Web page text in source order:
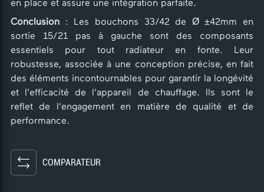
en place et assure une intégration parfaite.
Conclusion : Les bouchons 33/42 de Ø ±42mm en
sortie 15/21 pas à gauche sont des composants
essentiels pour tout radiateur en fonte. Leur
robustesse, associée à une conception précise, en fait
des éléments incontournables pour garantir la longévité
et l'efficacité de l'appareil de chauffage. Ils sont le
reflet de l'engagement en matière de qualité et de
performance.
COMPARATEUR